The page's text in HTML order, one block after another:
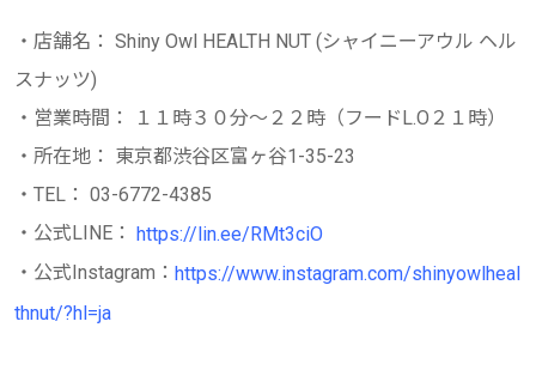
・店舗名： Shiny Owl HEALTH NUT (シャイニーアウル ヘル
スナッツ)
・営業時間： １１時３０分～２２時（フードL.O２１時）
・所在地： 東京都渋谷区富ヶ谷1-35-23
・TEL： 03-6772-4385
・公式LINE： https://lin.ee/RMt3ciO
・公式Instagram： https://www.instagram.com/shinyowlheal
thnut/?hl=ja